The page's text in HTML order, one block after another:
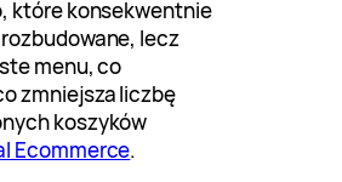
które konsekwentnie
lecz
menu, co
zmniejsza liczbę
koszyków
Ecommerce.